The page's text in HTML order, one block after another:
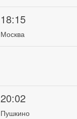
18:15
Москва
20:02
Пушкино